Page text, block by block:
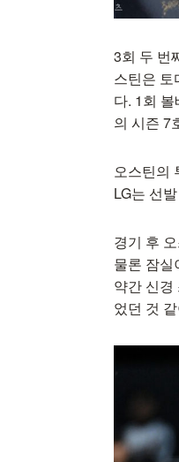
3회 두 번
스틴은 토
다. 1회
의 시즌 7
오스틴의
LG는 선
경기 후
물론 잠실
약간 신경
었던 것